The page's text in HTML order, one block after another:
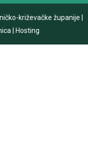
križevačke županije
Hosting